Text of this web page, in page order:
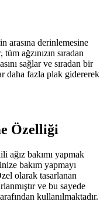
arasına derinlemesine
ağzınızın sıradan
sağlar ve sıradan bir
daha fazla plak gidererek
Özelliği
ağız bakımı yapmak
bakım yapmayı
olarak tasarlanan
ve bu sayede
kullanılmaktadır.